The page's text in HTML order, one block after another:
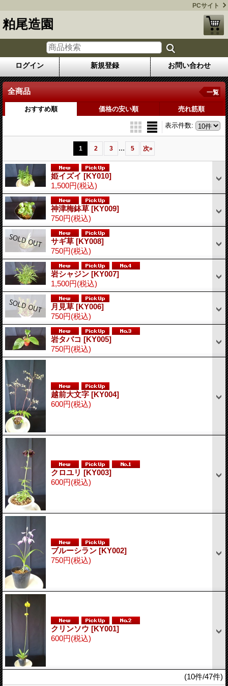
PCサイト
粕尾造園
ログイン 新規登録 お問い合わせ
全商品 一覧
おすすめ順 価格の安い順 売れ筋順
表示件数:
1 2 3 ... 5 次»
姫イズイ [KY010]
1,500円(税込)
神津梅鉢草 [KY009]
750円(税込)
サギ草 [KY008]
750円(税込)
岩シャジン [KY007]
1,500円(税込)
月見草 [KY006]
750円(税込)
岩タバコ [KY005]
750円(税込)
越前大文字 [KY004]
600円(税込)
クロユリ [KY003]
600円(税込)
ブルーシラン [KY002]
750円(税込)
クリンソウ [KY001]
600円(税込)
(10件/47件)